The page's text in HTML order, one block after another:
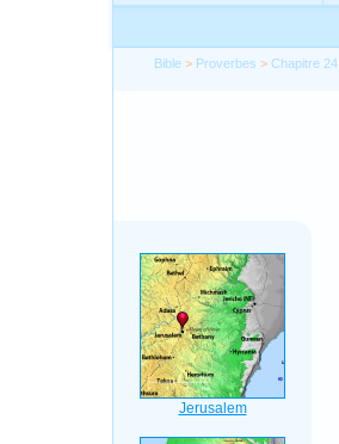
Bible > Proverbes >Chapitre 24